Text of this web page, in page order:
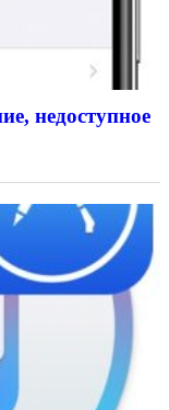
недоступное